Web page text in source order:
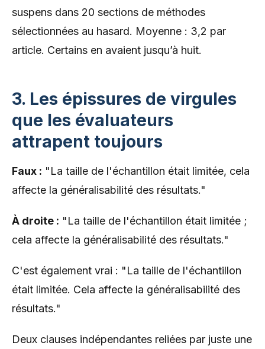
suspens dans 20 sections de méthodes
sélectionnées au hasard. Moyenne : 3,2 par
article. Certains en avaient jusqu’à huit.
3. Les épissures de virgules
que les évaluateurs
attrapent toujours
Faux : "La taille de l'échantillon était limitée, cela
affecte la généralisabilité des résultats."
À droite : "La taille de l'échantillon était limitée ;
cela affecte la généralisabilité des résultats."
C'est également vrai : "La taille de l'échantillon
était limitée. Cela affecte la généralisabilité des
résultats."
Deux clauses indépendantes reliées par juste une